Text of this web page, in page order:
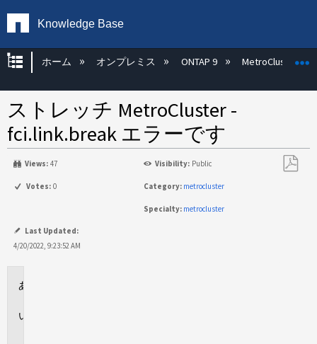
Knowledge Base
グローバル階層を展開/折りたたむ
ホーム オンプレミス ONTAP 9 MetroCluster
ストレッチ MetroCluster -
fci.link.break エラーです
Views: 47 Visibility: Public
Votes: 0 Category: metrocluster
Specialty: metrocluster
Last Updated:
4/20/2022, 9:23:52 AM